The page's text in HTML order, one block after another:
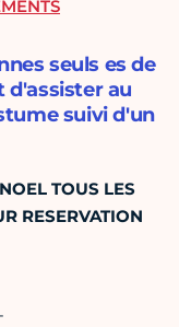
seuls es de
d'assister au
suivi d'un
TOUS LES
RESERVATION
-